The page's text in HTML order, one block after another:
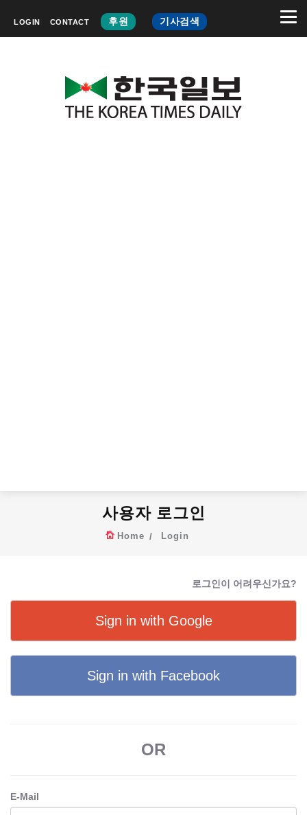
LOGIN CONTACT 후원 기사검색
사용자 로그인
Home Login
로그인이 어려우신가요?
Sign in with Google
Sign in with Facebook
OR
E-Mail